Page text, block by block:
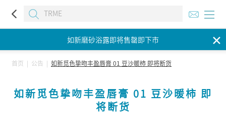
✕
如新磨砂浴露即将售罄即下市
如新磨砂浴露即将售罄即下市
首页 公告 如新觅色挚吻丰盈唇膏 01 豆沙暖柿 即将断货
如新觅色挚吻丰盈唇膏 01 豆沙暖柿 即
将断货